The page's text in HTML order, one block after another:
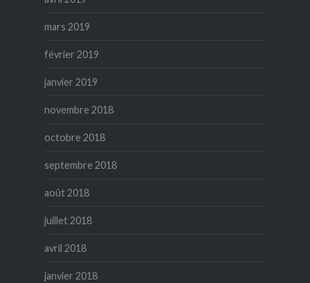
mars 2019
février 2019
janvier 2019
novembre 2018
octobre 2018
septembre 2018
août 2018
juillet 2018
avril 2018
janvier 2018